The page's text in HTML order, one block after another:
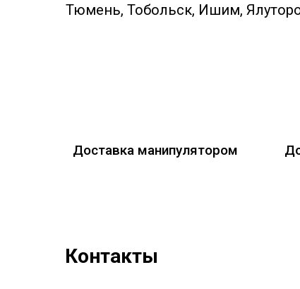
Тюмень, Тобольск, Ишим,
Доставка манипулятором
Контакты